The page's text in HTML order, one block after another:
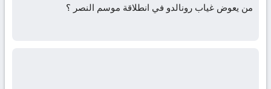
من يعوض غياب رونالدو في انطلاقة موسم النصر ؟